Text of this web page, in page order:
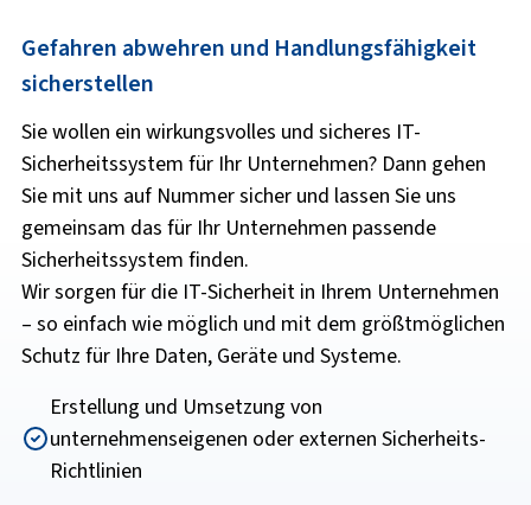
Gefahren abwehren und Handlungsfähigkeit
sicherstellen
Sie wollen ein wirkungsvolles und sicheres IT­-
Sicherheitssystem für Ihr Unternehmen? Dann gehen
Sie mit uns auf Nummer sicher und lassen Sie uns
gemeinsam das für Ihr Unternehmen passende
Sicherheitssystem finden.
Wir sorgen für die IT­-Sicherheit in Ihrem Unternehmen
– so einfach wie möglich und mit dem größtmöglichen
Schutz für Ihre Daten, Geräte und Systeme.
Erstellung und Umsetzung von
unternehmenseigenen oder externen Sicherheits-
Richtlinien